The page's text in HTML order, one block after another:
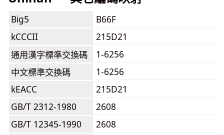
Big5
B66F
kCCCII
215D21
通用漢字標準交換碼
1-6256
中文標準交換碼
1-6256
kEACC
215D21
GB/T 2312-1980
2608
GB/T 12345-1990
2608